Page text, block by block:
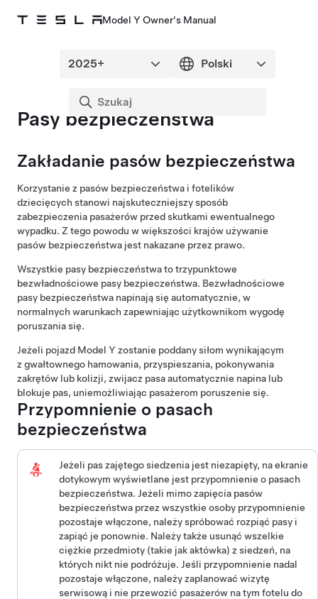
Model Y Owner's Manual
Pasy bezpieczeństwa
Zakładanie pasów bezpieczeństwa
Korzystanie z pasów bezpieczeństwa i fotelików
dziecięcych stanowi najskuteczniejszy sposób
zabezpieczenia pasażerów przed skutkami ewentualnego
wypadku. Z tego powodu w większości krajów używanie
pasów bezpieczeństwa jest nakazane przez prawo.
Wszystkie pasy bezpieczeństwa to trzypunktowe
bezwładnościowe pasy bezpieczeństwa. Bezwładnościowe
pasy bezpieczeństwa napinają się automatycznie, w
normalnych warunkach zapewniając użytkownikom wygodę
poruszania się.
Jeżeli pojazd Model Y zostanie poddany siłom wynikającym
z gwałtownego hamowania, przyspieszania, pokonywania
zakrętów lub kolizji, zwijacz pasa automatycznie napina lub
blokuje pas, uniemożliwiając pasażerom poruszenie się.
Przypomnienie o pasach
bezpieczeństwa
Jeżeli pas zajętego siedzenia jest niezapięty, naekranie
dotykowym wyświetlane jest przypomnienie o pasach
bezpieczeństwa. Jeżeli mimo zapięcia pasów
bezpieczeństwa przez wszystkie osoby przypomnienie
pozostaje włączone, należy spróbować rozpiąć pasy i
zapiąć je ponownie. Należy także usunąć wszelkie
ciężkie przedmioty (takie jak aktówka) z siedzeń, na
których nikt nie podróżuje. Jeśli przypomnienie nadal
pozostaje włączone, należy zaplanować wizytę
serwisową i nie przewozić pasażerów na tym fotelu do